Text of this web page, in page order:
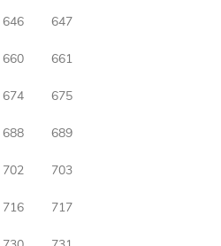
646 647
660 661
674 675
688 689
702 703
716 717